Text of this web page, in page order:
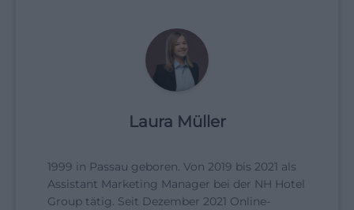
Laura Müller
1999 in Passau geboren. Von 2019 bis 2021 als
Assistant Marketing Manager bei der NH Hotel
Group tätig. Seit Dezember 2021 Online-